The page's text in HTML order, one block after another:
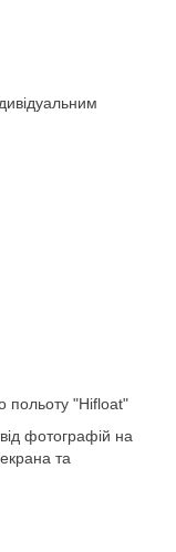
польоту "Hifloat"
від фотографій на
та